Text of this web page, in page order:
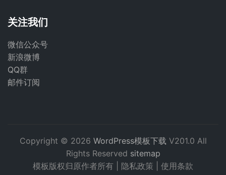
关注我们
微信公众号
新浪微博
QQ群
邮件订阅
Copyright © 2026 WordPress模板下载 V201.0 All
Rights Reserved sitemap
模板版权归原作者所有 | 隐私政策 使用条款